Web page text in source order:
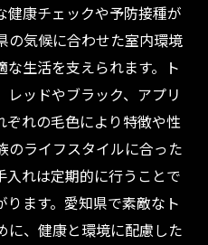
健康チェックや予防接種が
の気候に合わせた室内環境
生活を支えられます。ト
ッドやブラック、アプリ
ぞれの毛色により特徴や性
のライフスタイルに合った
れは定期的に行うことで
ます。愛知県で素敵なト
に、健康と環境に配慮した